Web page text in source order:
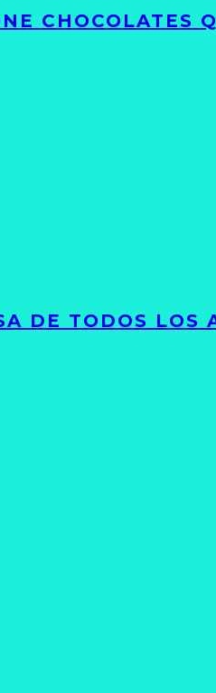
CHOCOLATES
DE TODOS LOS